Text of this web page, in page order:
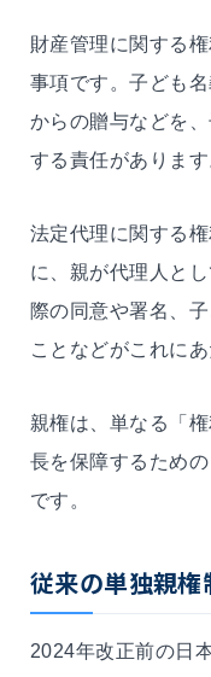
財産管理に関する
事項です。子ども
からの贈与などを
する責任があります
法定代理に関する
に、親が代理人と
際の同意や署名、
ことなどがこれにあ
親権は、単なる「
長を保障するため
です。
従来の単独親権
2024年改正前の日